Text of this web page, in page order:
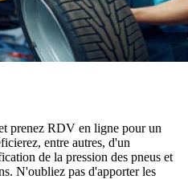
prenez RDV en ligne pour un
entre autres, d'un
de la pression des pneus et
N'oubliez pas d'apporter les